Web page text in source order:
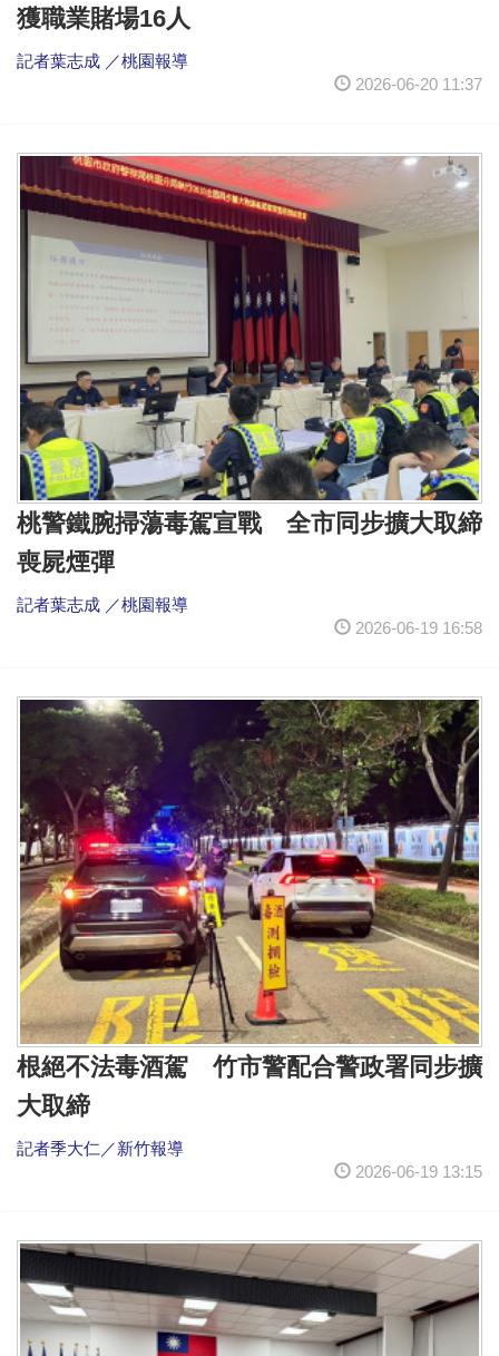
獲職業賭場16人
記者葉志成 ／桃園報導
2026-06-20 11:37
桃警鐵腕掃蕩毒駕宣戰 全市同步擴大取締
喪屍煙彈
記者葉志成 ／桃園報導
2026-06-19 16:58
根絕不法毒酒駕 竹市警配合警政署同步擴
大取締
記者季大仁／新竹報導
2026-06-19 13:15